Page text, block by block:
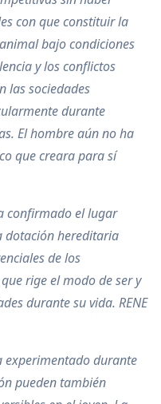
con que constituir la
bajo condiciones
y los conflictos
las sociedades
durante
El hombre aún no ha
que creara para sí
confirmado el lugar
dotación hereditaria
de los
rige el modo de ser y
durante su vida. RENE
experimentado durante
pueden también